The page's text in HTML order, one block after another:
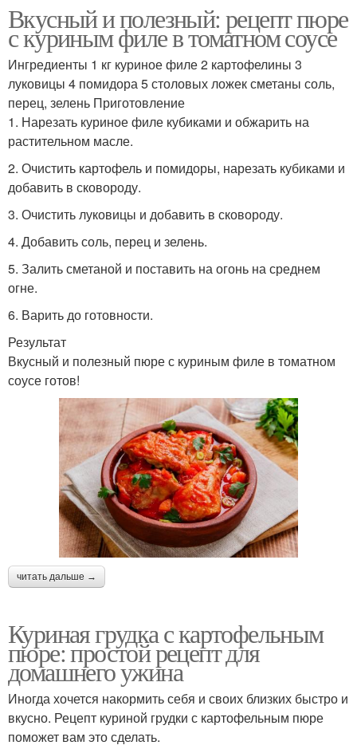
Вкусный и полезный: рецепт пюре
с куриным филе в томатном соусе
Ингредиенты 1 кг куриное филе 2 картофелины 3
луковицы 4 помидора 5 столовых ложек сметаны соль,
перец, зелень Приготовление
1. Нарезать куриное филе кубиками и обжарить на
растительном масле.
2. Очистить картофель и помидоры, нарезать кубиками и
добавить в сковороду.
3. Очистить луковицы и добавить в сковороду.
4. Добавить соль, перец и зелень.
5. Залить сметаной и поставить на огонь на среднем
огне.
6. Варить до готовности.
Результат
Вкусный и полезный пюре с куриным филе в томатном
соусе готов!
читать дальше →
Куриная грудка с картофельным
пюре: простой рецепт для
домашнего ужина
Иногда хочется накормить себя и своих близких быстро и
вкусно. Рецепт куриной грудки с картофельным пюре
поможет вам это сделать.